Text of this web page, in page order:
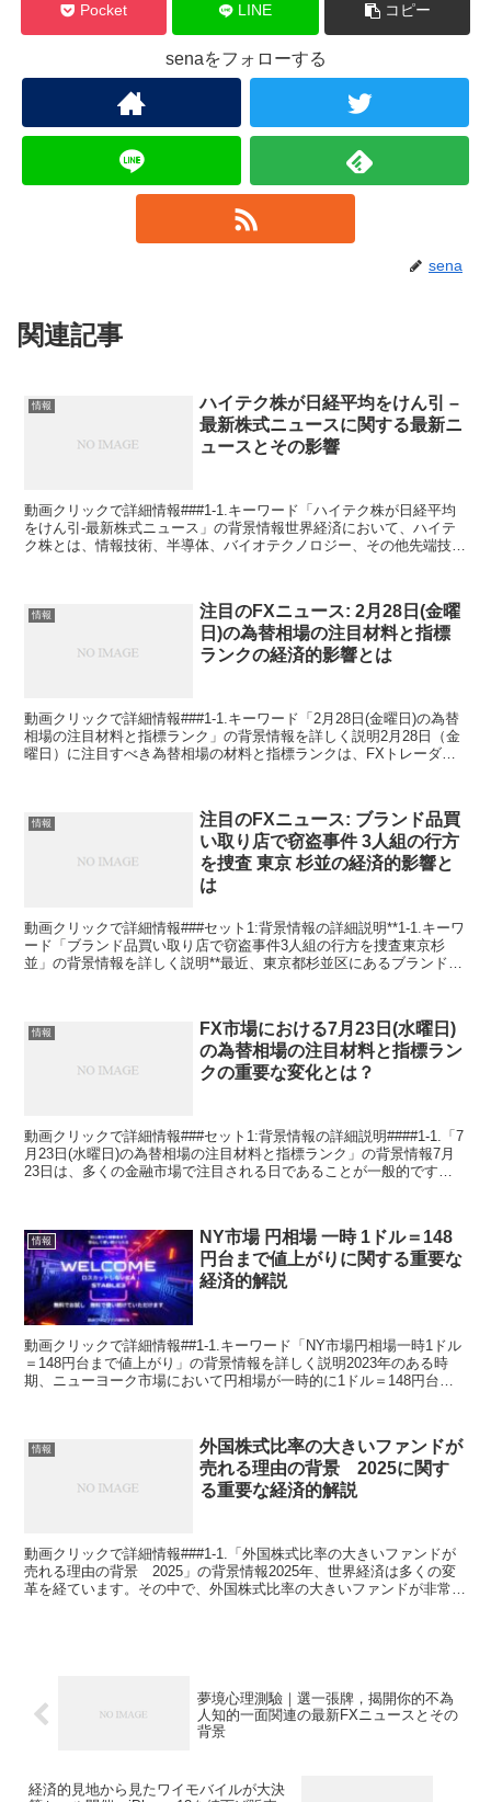
Pocket LINE コピー
senaをフォローする
sena
関連記事
情報
ハイテク株が日経平均をけん引 –
最新株式ニュースに関する最新ニ
ュースとその影響
動画クリックで詳細情報###1-1.キーワード「ハイテク株が日経平均
をけん引-最新株式ニュース」の背景情報世界経済において、ハイテ
ク株とは、情報技術、半導体、バイオテクノロジー、その他先端技術
情報
注目のFXニュース: 2月28日(金曜
日)の為替相場の注目材料と指標
ランクの経済的影響とは
動画クリックで詳細情報###1-1.キーワード「2月28日(金曜日)の為替
相場の注目材料と指標ランク」の背景情報を詳しく説明2月28日（金
曜日）に注目すべき為替相場の材料と指標ランクは、FXトレーダー
情報
注目のFXニュース: ブランド品買
い取り店で窃盗事件 3人組の行方
を捜査 東京 杉並の経済的影響と
は
動画クリックで詳細情報###セット1:背景情報の詳細説明**1-1.キーワ
ード「ブランド品買い取り店で窃盗事件3人組の行方を捜査東京杉
並」の背景情報を詳しく説明**最近、東京都杉並区にあるブランド品
情報
FX市場における7月23日(水曜日)
の為替相場の注目材料と指標ラン
クの重要な変化とは？
動画クリックで詳細情報###セット1:背景情報の詳細説明####1-1.「7
月23日(水曜日)の為替相場の注目材料と指標ランク」の背景情報7月
23日は、多くの金融市場で注目される日であることが一般的です。
情報
NY市場 円相場 一時 1ドル＝148
円台まで値上がりに関する重要な
経済的解説
動画クリックで詳細情報##1-1.キーワード「NY市場円相場一時1ドル
＝148円台まで値上がり」の背景情報を詳しく説明2023年のある時
期、ニューヨーク市場において円相場が一時的に1ドル＝148円台ま
情報
外国株式比率の大きいファンドが
売れる理由の背景 2025に関す
る重要な経済的解説
動画クリックで詳細情報###1-1.「外国株式比率の大きいファンドが
売れる理由の背景 2025」の背景情報2025年、世界経済は多くの変
革を経ています。その中で、外国株式比率の大きいファンドが非常に
夢境心理測驗｜選一張牌，揭開你的不為
人知的一面関連の最新FXニュースとその
背景
経済的見地から見たワイモバイルが大決